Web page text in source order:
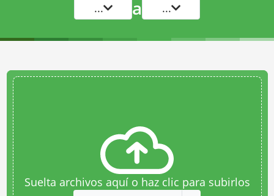
... a ...
Suelta archivos aquí o haz clic para subirlos